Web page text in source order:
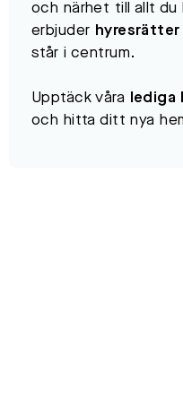
och närhet till allt du
erbjuder hyresrätter
står i centrum.
Upptäck våra
lediga
och hitta ditt nya